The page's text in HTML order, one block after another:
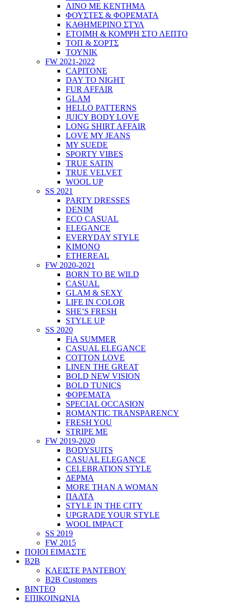
ΛΙΝΟ ΜΕ ΚΕΝΤΗΜΑ
ΦΟΥΣΤΕΣ & ΦΟΡΕΜΑΤΑ
ΚΑΘΗΜΕΡΙΝΟ ΣΤΥΛ
ΕΤΟΙΜΗ & ΚΟΜΨΗ ΣΤΟ ΛΕΠΤΟ
ΤΟΠ & ΣΟΡΤΣ
ΤΟΥΝΙΚ
FW 2021-2022
CAPITONE
DAY TO NIGHT
FUR AFFAIR
GLAM
HELLO PATTERNS
JUICY BODY LOVE
LONG SHIRT AFFAIR
LOVE MY JEANS
MY SUEDE
SPORTY VIBES
TRUE SATIN
TRUE VELVET
WOOL UP
SS 2021
PARTY DRESSES
DENIM
ECO CASUAL
ELEGANCE
EVERYDAY STYLE
KIMONO
ETHEREAL
FW 2020-2021
BORN TO BE WILD
CASUAL
GLAM & SEXY
LIFE IN COLOR
SHE’S FRESH
STYLE UP
SS 2020
FiA SUMMER
CASUAL ELEGANCE
COTTON LOVE
LINEN THE GREAT
BOLD NEW VISION
BOLD TUNICS
ΦΟΡΕΜΑΤΑ
SPECIAL OCCASION
ROMANTIC TRANSPARENCY
FRESH YOU
STRIPE ME
FW 2019-2020
BODYSUITS
CASUAL ELEGANCE
CELEBRATION STYLE
ΔΕΡΜΑ
MORE THAN A WOMAN
ΠΑΛΤΑ
STYLE IN THE CITY
UPGRADE YOUR STYLE
WOOL IMPACT
SS 2019
FW 2015
ΠΟΙΟΙ ΕΙΜΑΣΤΕ
B2B
ΚΛΕΙΣΤΕ ΡΑΝΤΕΒΟΥ
B2B Customers
ΒΙΝΤΕΟ
ΕΠΙΚΟΙΝΩΝΙΑ